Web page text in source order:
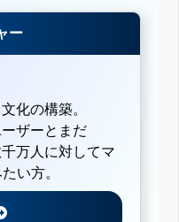
ー
化の構築。
ザーとまだ
万人に対してマ
い方。